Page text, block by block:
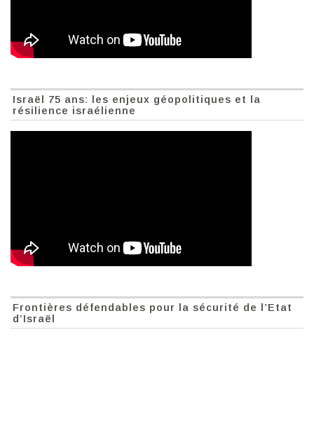
Israël 75 ans: les enjeux géopolitiques et la
résilience israélienne
Frontières défendables pour la sécurité de l’Etat
d’Israël